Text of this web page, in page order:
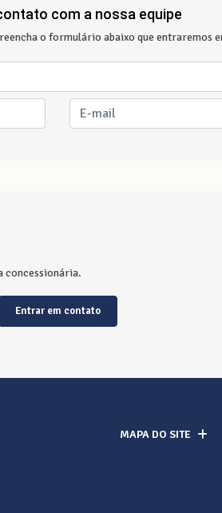
com a nossa equipe
o formulário abaixo que entraremos
concessionária.
Entrar em contato
MAPA DO SITE